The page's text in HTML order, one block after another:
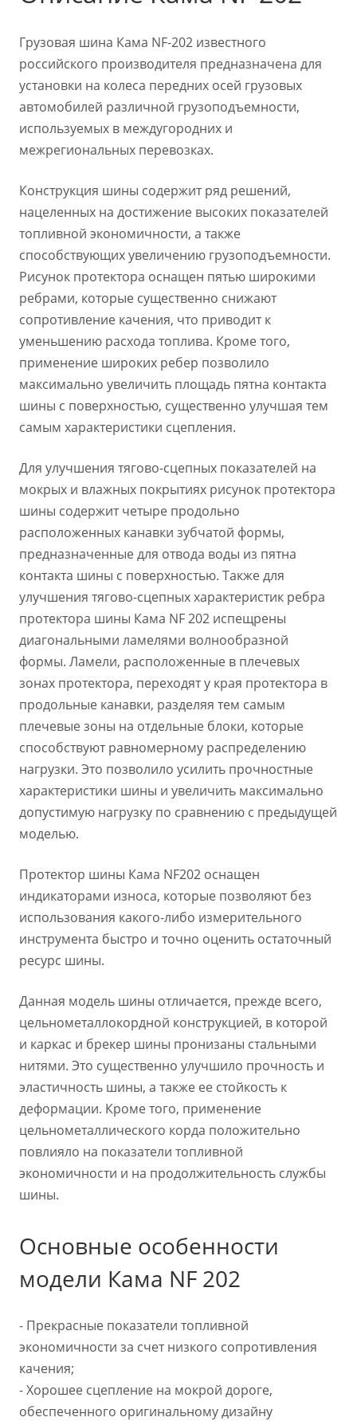
Грузовая шина Кама NF-202 известного
российского производителя предназначена для
установки на колеса передних осей грузовых
автомобилей различной грузоподъемности,
используемых в междугородних и
межрегиональных перевозках.
Конструкция шины содержит ряд решений,
нацеленных на достижение высоких показателей
топливной экономичности, а также
способствующих увеличению грузоподъемности.
Рисунок протектора оснащен пятью широкими
ребрами, которые существенно снижают
сопротивление качения, что приводит к
уменьшению расхода топлива. Кроме того,
применение широких ребер позволило
максимально увеличить площадь пятна контакта
шины с поверхностью, существенно улучшая тем
самым характеристики сцепления.
Для улучшения тягово-сцепных показателей на
мокрых и влажных покрытиях рисунок протектора
шины содержит четыре продольно
расположенных канавки зубчатой формы,
предназначенные для отвода воды из пятна
контакта шины с поверхностью. Также для
улучшения тягово-сцепных характеристик ребра
протектора шины Кама NF 202 испещрены
диагональными ламелями волнообразной
формы. Ламели, расположенные в плечевых
зонах протектора, переходят у края протектора в
продольные канавки, разделяя тем самым
плечевые зоны на отдельные блоки, которые
способствуют равномерному распределению
нагрузки. Это позволило усилить прочностные
характеристики шины и увеличить максимально
допустимую нагрузку по сравнению с предыдущей
моделью.
Протектор шины Кама NF202 оснащен
индикаторами износа, которые позволяют без
использования какого-либо измерительного
инструмента быстро и точно оценить остаточный
ресурс шины.
Данная модель шины отличается, прежде всего,
цельнометаллокордной конструкцией, в которой
и каркас и брекер шины пронизаны стальными
нитями. Это существенно улучшило прочность и
эластичность шины, а также ее стойкость к
деформации. Кроме того, применение
цельнометаллического корда положительно
повлияло на показатели топливной
экономичности и на продолжительность службы
шины.
Основные особенности
модели Кама NF 202
- Прекрасные показатели топливной
экономичности за счет низкого сопротивления
качения;
- Хорошее сцепление на мокрой дороге,
обеспеченного оригинальному дизайну